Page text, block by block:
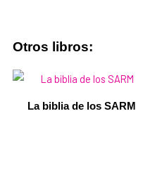
Otros libros:
La biblia de los SARM